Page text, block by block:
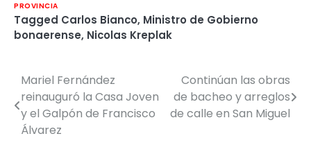
PROVINCIA
Tagged Carlos Bianco, Ministro de Gobierno
bonaerense, Nicolas Kreplak
Navegación
de
entradas
Mariel Fernández
reinauguró la Casa Joven
y el Galpón de Francisco
Álvarez
Continúan las obras
de bacheo y arreglos
de calle en San Miguel